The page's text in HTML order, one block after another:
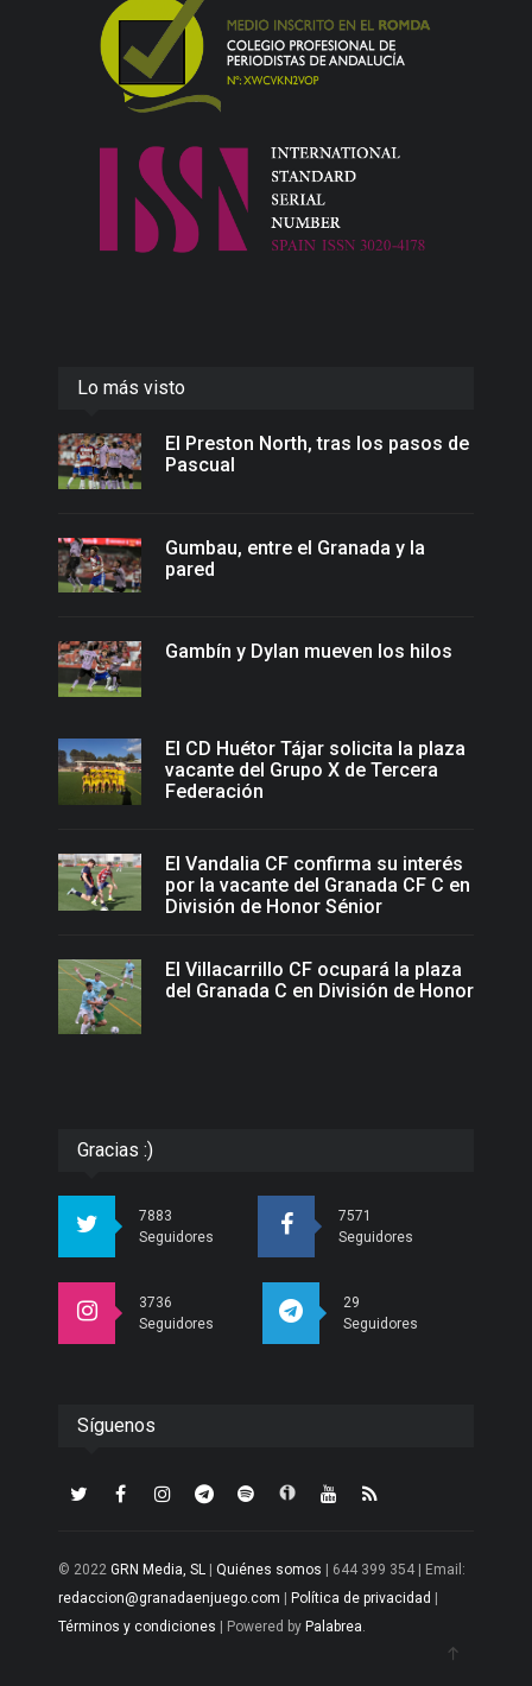
Lo más visto
El Preston North, tras los pasos de
Pascual
Gumbau, entre el Granada y la
pared
Gambín y Dylan mueven los hilos
El CD Huétor Tájar solicita la plaza
vacante del Grupo X de Tercera
Federación
El Vandalia CF confirma su interés
por la vacante del Granada CF C en
División de Honor Sénior
El Villacarrillo CF ocupará la plaza
del Granada C en División de Honor
Gracias :)
7883
Seguidores
7571
Seguidores
3736
Seguidores
29
Seguidores
Síguenos
© 2022 GRN Media, SL Quiénes somos | 644 399 354 | Email:
redaccion@granadaenjuego.com
Política de privacidad
Términos y condiciones | Powered by Palabrea.